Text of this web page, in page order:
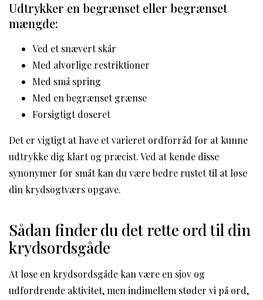
Udtrykker en begrænset eller begrænset
mængde:
Ved et snævert skår
Med alvorlige restriktioner
Med små spring
Med en begrænset grænse
Forsigtigt doseret
Det er vigtigt at have et varieret ordforråd for at kunne
udtrykke dig klart og præcist. Ved at kende disse
synonymer for småt kan du være bedre rustet til at løse
din krydsogtværs opgave.
Sådan finder du det rette ord til din
krydsordsgåde
At løse en krydsordsgåde kan være en sjov og
udfordrende aktivitet, men indimellem støder vi på ord,